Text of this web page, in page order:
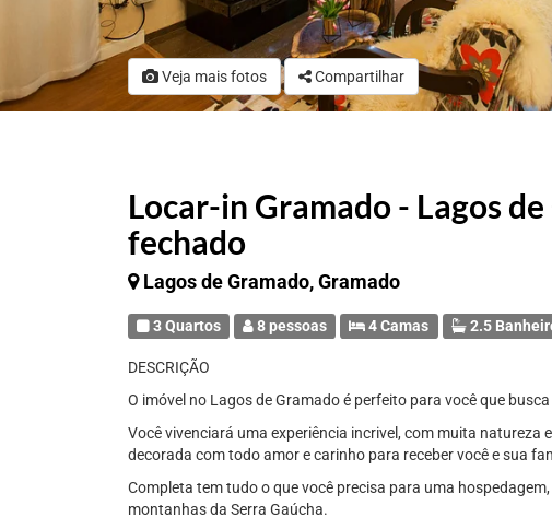
Veja mais fotos Compartilhar
Locar-in Gramado - Lagos
fechado
Lagos de Gramado, Gramado
3 Quartos 8 pessoas 4 Camas 2.5
DESCRIÇÃO
O imóvel no Lagos de Gramado é perfeito para você que
Você vivenciará uma experiência incrivel, com muita natureza
decorada com todo amor e carinho para receber você e sua
Completa tem tudo o que você precisa para uma
montanhas da Serra Gaúcha.